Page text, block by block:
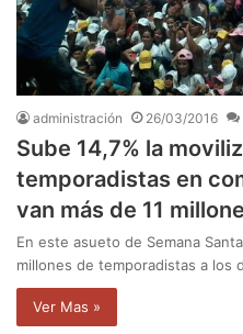
administración 26/03/2016
Sube 14,7% la
temporadistas en
van más de 11
En este asueto de Semana
millones de temporadistas a
Ver Mas »